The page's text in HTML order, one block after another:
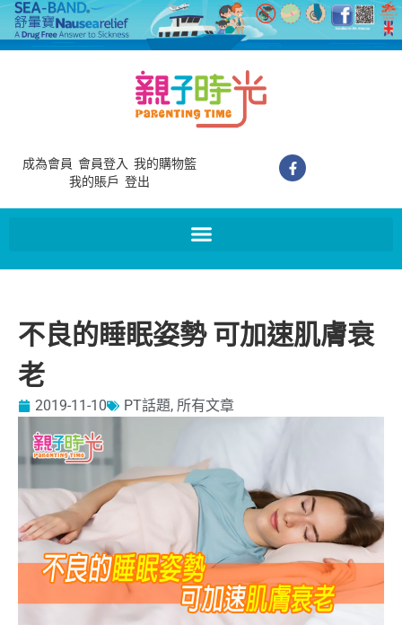
成為會員 會員登入 我的購物籃
我的賬戶 登出
不良的睡眠姿勢 可加速肌膚衰
老
2019-11-10 PT話題, 所有文章